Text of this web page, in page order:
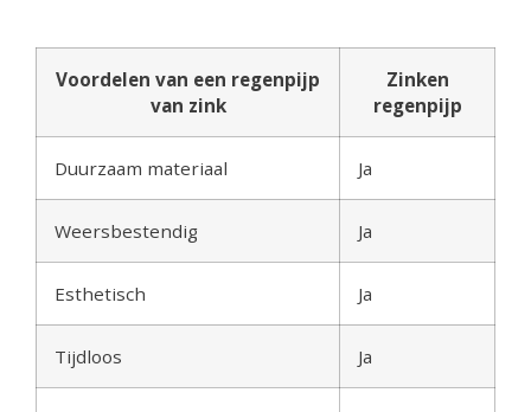
Voordelen van een regenpijp
van zink
Zinken
regenpijp
Duurzaam materiaal Ja
Weersbestendig Ja
Esthetisch Ja
Tijdloos Ja